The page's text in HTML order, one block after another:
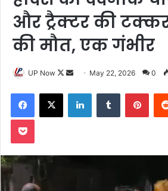
और ट्रैक्टर की
की मौत, एक गंभीर
UP Now
Follow
Send
email
May 22, 2026 0
Facebook
X LinkedInTumblr
Pocket